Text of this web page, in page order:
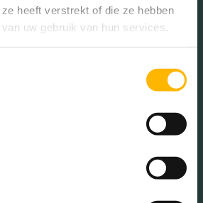
heeft verstrekt of die ze hebben
uw gebruik van hun services.
Met kinderen (33.13%)
Zonder kinderen (24.10%)